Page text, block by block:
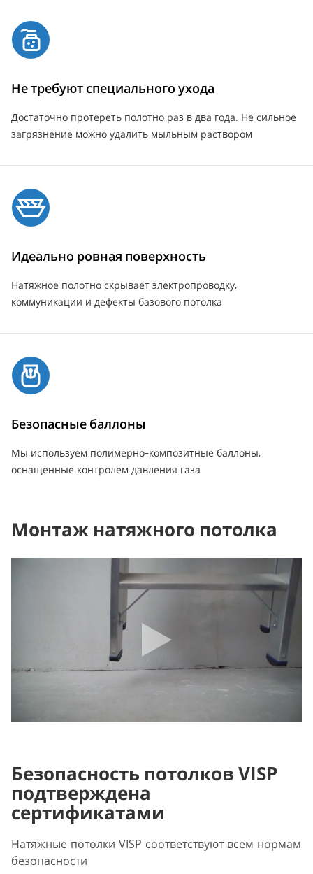
Не требуют специального ухода
Достаточно протереть полотно раз в два года. Не сильное
загрязнение можно удалить мыльным раствором
Идеально ровная поверхность
Натяжное полотно скрывает электропроводку,
коммуникации и дефекты базового потолка
Безопасные баллоны
Мы используем полимерно-композитные баллоны,
оснащенные контролем давления газа
Монтаж натяжного потолка
Безопасность потолков VISP
подтверждена
сертификатами
Натяжные потолки VISP соответствуют всем нормам
безопасности